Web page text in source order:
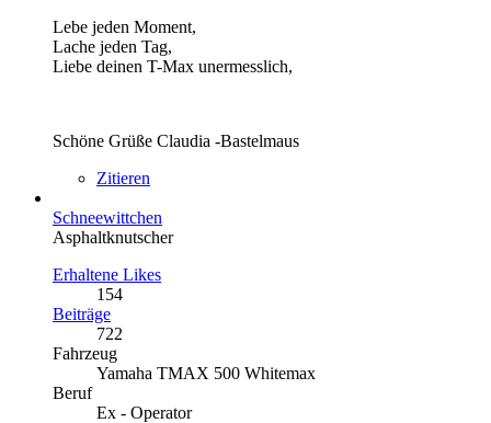
Lebe jeden Moment,
Lache jeden Tag,
Liebe deinen T-Max unermesslich,
Schöne Grüße Claudia -Bastelmaus
Zitieren
Schneewittchen
Asphaltknutscher
Erhaltene Likes
154
Beiträge
722
Fahrzeug
Yamaha TMAX 500 Whitemax
Beruf
Ex - Operator